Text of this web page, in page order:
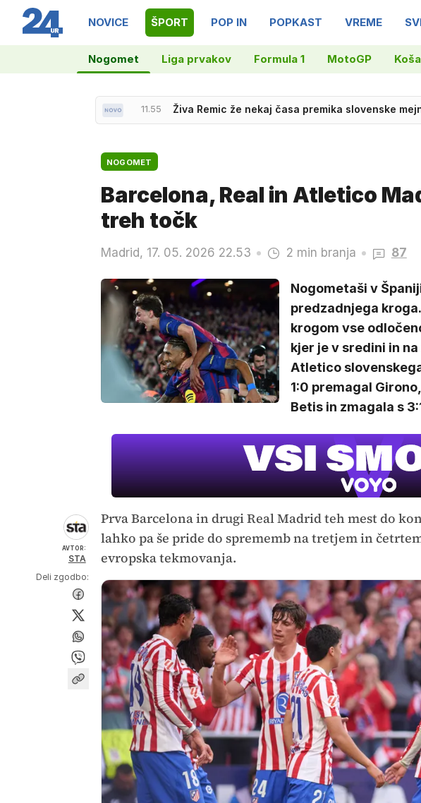
NOVICE ŠPORT POP IN POPKAST VREME
Nogomet Liga prvakov Formula 1 MotoGP
11.55 Živa Remic že nekaj časa premika slovenske
NOGOMET
Barcelona, Real in Atletico
treh točk
Madrid, 17. 05. 2026 22.53 2 min branja 87
Nogometaši v
predzadnjega
krogom vse
kjer je v sredini in
Atletico
1:0 premagal
Betis in zmagala s
AVTOR:
STA
Deli zgodbo:
Prva Barcelona in drugi Real Madrid teh mest do
lahko pa še pride do sprememb na tretjem in
evropska tekmovanja.